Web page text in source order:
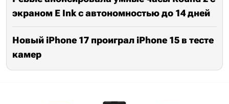
экраном E Ink с автономностью до 14 дней
Новый iPhone 17 проиграл iPhone 15 в тесте
камер